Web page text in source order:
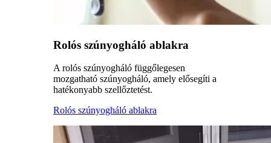
Rolós szúnyogháló ablakra
A rolós szúnyogháló függőlegesen
mozgatható szúnyogháló, amely elősegíti a
hatékonyabb szellőztetést.
Rolós szúnyogháló ablakra